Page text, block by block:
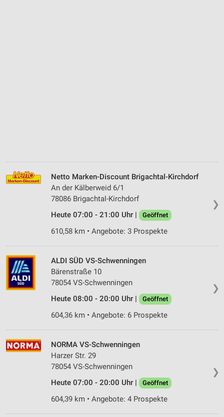
❯
Netto Marken-Discount Brigachtal-Kirchdorf
An der Kälberweid 6/1
78086 Brigachtal-Kirchdorf
Heute 07:00 - 21:00 Uhr |
Geöffnet
610,58 km • Angebote: 3 Prospekte
❯
ALDI SÜD VS-Schwenningen
Bärenstraße 10
78054 VS-Schwenningen
Heute 08:00 - 20:00 Uhr |
Geöffnet
604,36 km • Angebote: 6 Prospekte
❯
NORMA VS-Schwenningen
Harzer Str. 29
78054 VS-Schwenningen
Heute 07:00 - 20:00 Uhr |
Geöffnet
604,39 km • Angebote: 4 Prospekte